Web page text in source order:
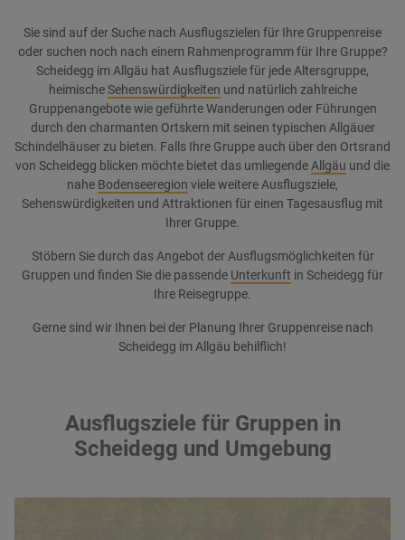
Sie sind auf der Suche nach Ausflugszielen für Ihre Gruppenreise
oder suchen noch nach einem Rahmenprogramm für Ihre Gruppe?
Scheidegg im Allgäu hat Ausflugsziele für jede Altersgruppe,
heimischeSehenswürdigkeiten und natürlich zahlreiche
Gruppenangebote wie geführte Wanderungen oder Führungen
durch den charmanten Ortskern mit seinen typischen Allgäuer
Schindelhäuser zu bieten. Falls Ihre Gruppe auch über den Ortsrand
von Scheidegg blicken möchte bietet das umliegendeAllgäu und die
nahe Bodenseeregion viele weitere Ausflugsziele,
Sehenswürdigkeiten und Attraktionen für einen Tagesausflug mit
Ihrer Gruppe.
Stöbern Sie durch das Angebot der Ausflugsmöglichkeiten für
Gruppen und finden Sie die passende Unterkunft in Scheidegg für
Ihre Reisegruppe.
Gerne sind wir Ihnen bei der Planung Ihrer Gruppenreise nach
Scheidegg im Allgäu behilflich!
Ausflugsziele für Gruppen in
Scheidegg und Umgebung